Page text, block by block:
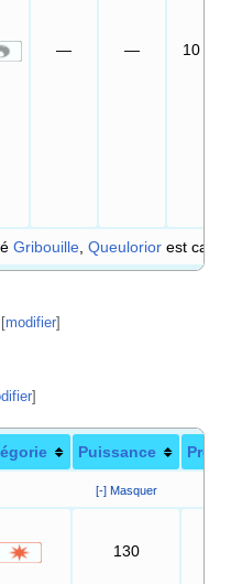
— — 10
Gribouille, Queuloriorest
[modifier]
]
Puissance
[-] Masquer
130